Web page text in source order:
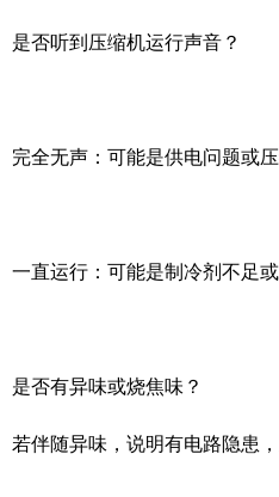
是否听到压缩机运行声音？
完全无声：可能是供电问题或
一直运行：可能是制冷剂不足
是否有异味或烧焦味？
若伴随异味，说明有电路隐患，